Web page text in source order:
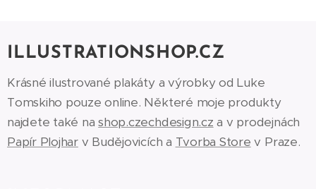
ILLUSTRATIONSHOP.CZ
Krásné ilustrované plakáty a výrobky od Luke
Tomskiho pouze online. Některé moje produkty
najdete také nashop.czechdesign.cz a v prodejnách
Papír Plojharv Budějovicích a Tvorba Store v Praze.